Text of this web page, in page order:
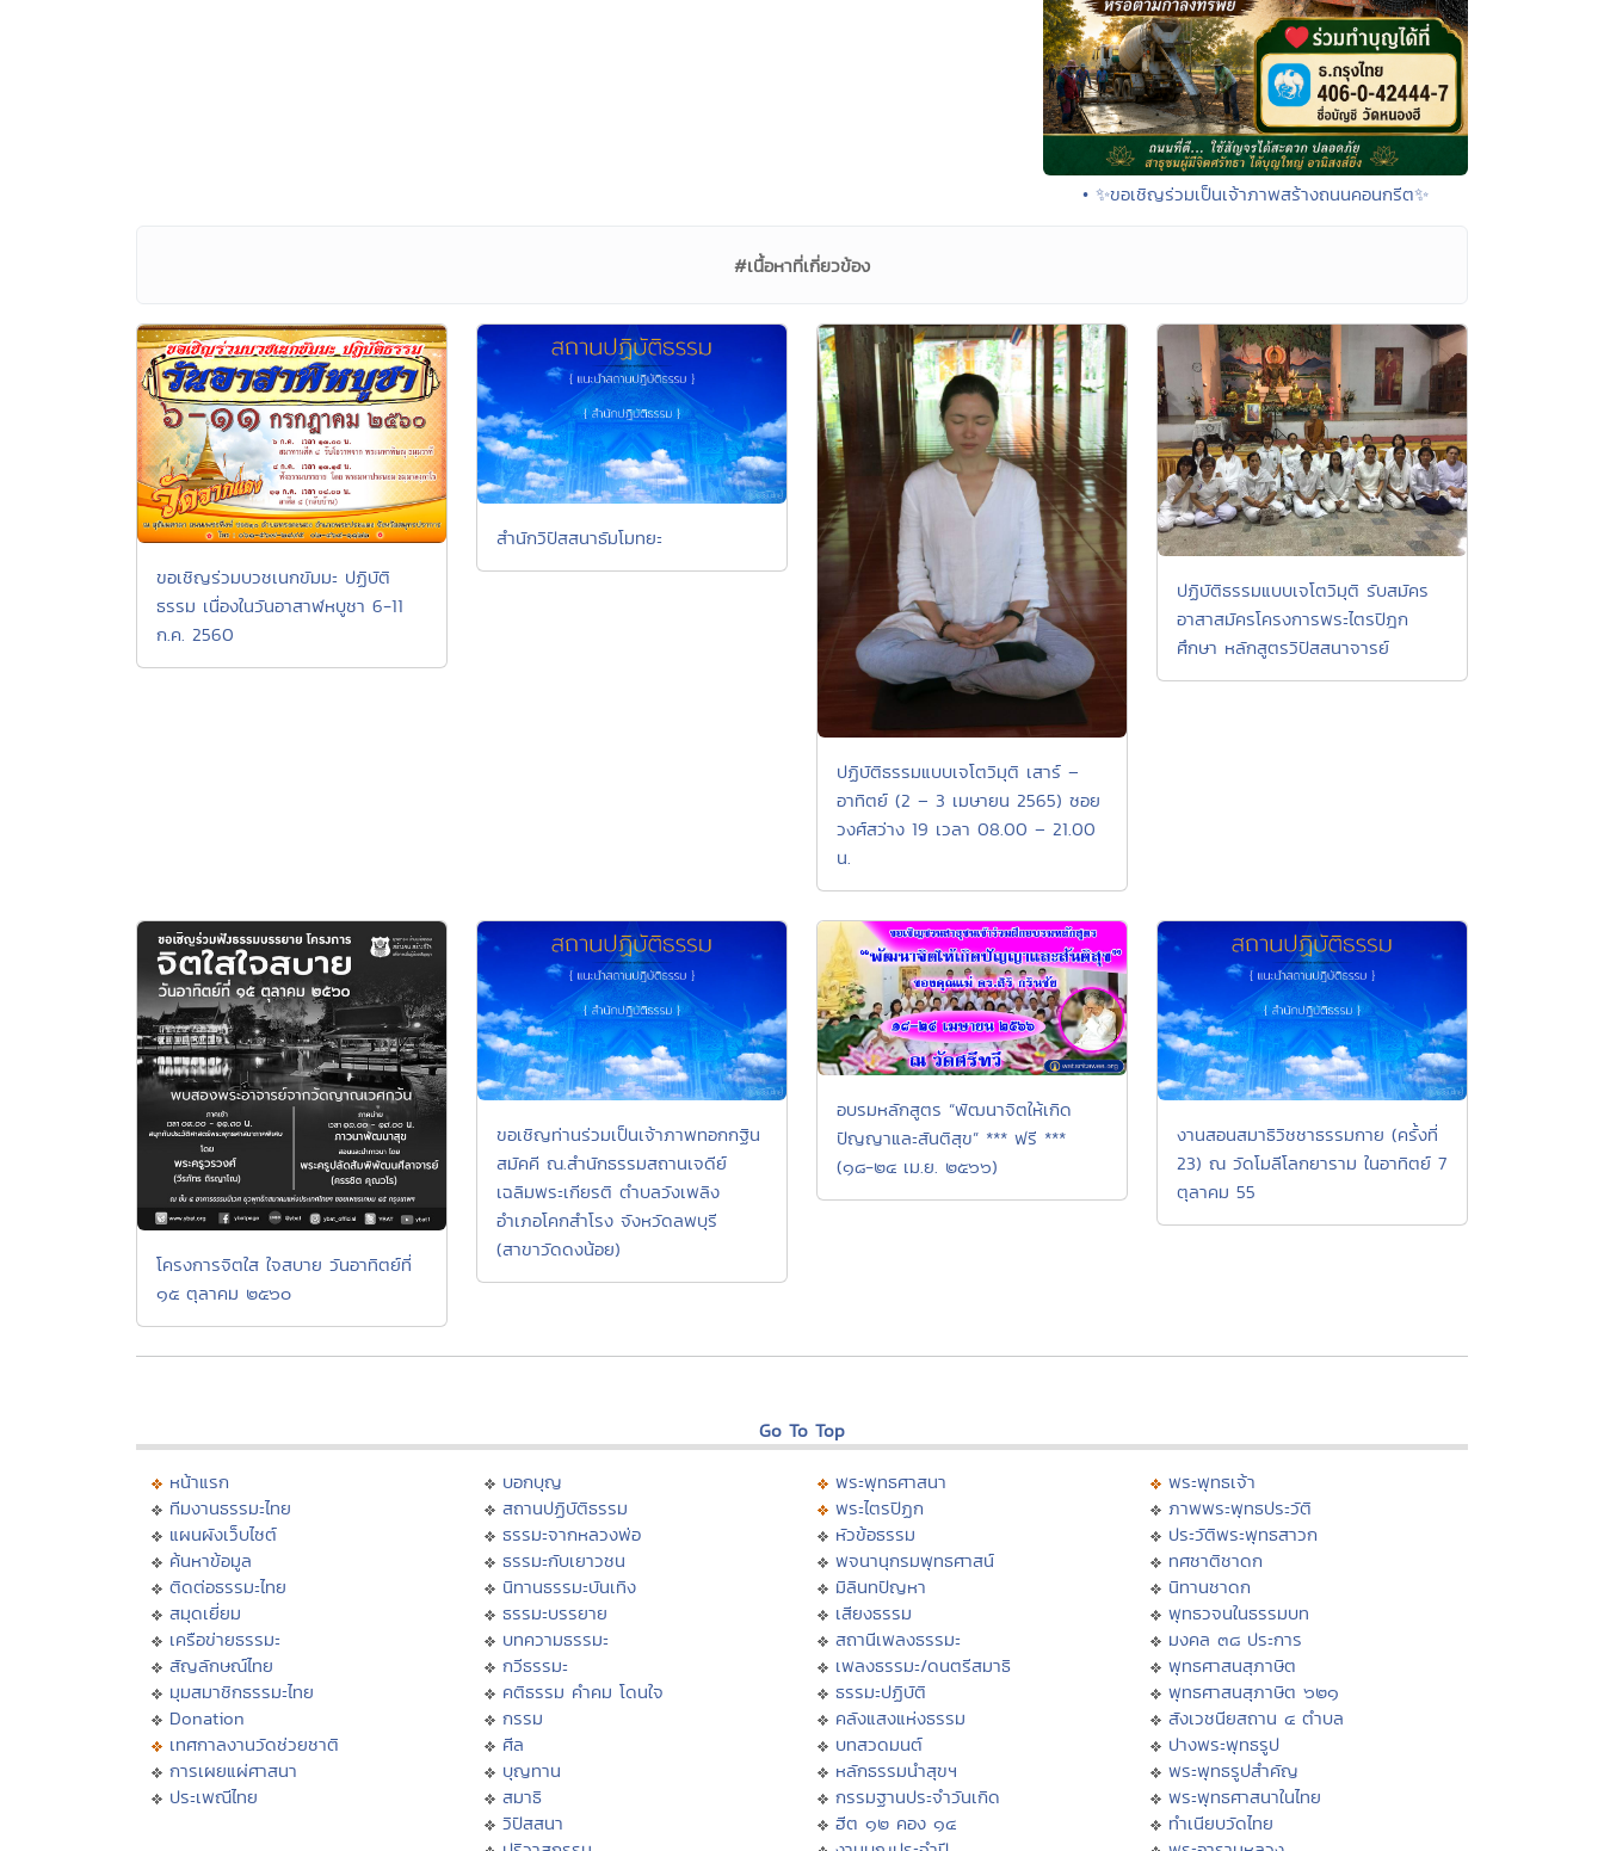
• ✨ขอเชิญร่วมเป็นเจ้าภาพสร้างถนนคอนกรีต✨
#เนื้อหาที่เกี่ยวข้อง
ขอเชิญร่วมบวชเนกขัมมะ ปฏิบัติ
ธรรม เนื่องในวันอาสาฬหบูชา 6-11
ก.ค. 2560
สำนักวิปัสสนาธัมโมทยะ
ปฏิบัติธรรมแบบเจโตวิมุติ เสาร์ –
อาทิตย์ (2 – 3 เมษายน 2565) ซอย
วงศ์สว่าง 19 เวลา 08.00 – 21.00
น.
ปฏิบัติธรรมแบบเจโตวิมุติ รับสมัคร
อาสาสมัครโครงการพระไตรปิฎก
ศึกษา หลักสูตรวิปัสสนาจารย์
โครงการจิตใส ใจสบาย วันอาทิตย์ที่
๑๕ ตุลาคม ๒๕๖๐
ขอเชิญท่านร่วมเป็นเจ้าภาพทอกกฐิน
สมัคคี ณ.สำนักธรรมสถานเจดีย์
เฉลิมพระเกียรติ ตำบลวังเพลิง
อำเภอโคกสำโรง จังหวัดลพบุรี
(สาขาวัดดงน้อย)
อบรมหลักสูตร “พัฒนาจิตให้เกิด
ปัญญาและสันติสุข” *** ฟรี ***
(๑๘-๒๔ เม.ย. ๒๕๖๖)
งานสอนสมาธิวิชชาธรรมกาย (ครั้งที่
23) ณ วัดโมลีโลกยาราม ในอาทิตย์ 7
ตุลาคม 55
Go To Top
หน้าแรก
ทีมงานธรรมะไทย
แผนผังเว็บไซต์
ค้นหาข้อมูล
ติดต่อธรรมะไทย
สมุดเยี่ยม
เครือข่ายธรรมะ
สัญลักษณ์ไทย
มุมสมาชิกธรรมะไทย
Donation
เทศกาลงานวัดช่วยชาติ
การเผยแผ่ศาสนา
ประเพณีไทย
บอกบุญ
สถานปฏิบัติธรรม
ธรรมะจากหลวงพ่อ
ธรรมะกับเยาวชน
นิทานธรรมะบันเทิง
ธรรมะบรรยาย
บทความธรรมะ
กวีธรรมะ
คติธรรม คำคม โดนใจ
กรรม
ศีล
บุญทาน
สมาธิ
วิปัสสนา
พระพุทธศาสนา
พระไตรปิฏก
หัวข้อธรรม
พจนานุกรมพุทธศาสน์
มิลินทปัญหา
เสียงธรรม
สถานีเพลงธรรมะ
เพลงธรรมะ/ดนตรีสมาธิ
ธรรมะปฏิบัติ
คลังแสงแห่งธรรม
บทสวดมนต์
หลักธรรมนำสุขฯ
กรรมฐานประจำวันเกิด
ฮีต ๑๒ คอง ๑๔
พระพุทธเจ้า
ภาพพระพุทธประวัติ
ประวัติพระพุทธสาวก
ทศชาติชาดก
นิทานชาดก
พุทธวจนในธรรมบท
มงคล ๓๘ ประการ
พุทธศาสนสุภาษิต
พุทธศาสนสุภาษิต ๖๒๑
สังเวชนียสถาน ๔ ตำบล
ปางพระพุทธรูป
พระพุทธรูปสำคัญ
พระพุทธศาสนาในไทย
ทำเนียบวัดไทย